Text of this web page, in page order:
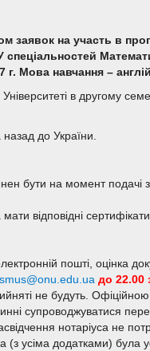
заявок на участь в
спеціальностей
г. Мова навчання –
в другому
до України.
бути на момент подачі
відповідні сертифікати
пошті, оцінка
до 22.00
не будуть.
супроводжуватися
нотаріуса не
(з усіма додатками) була